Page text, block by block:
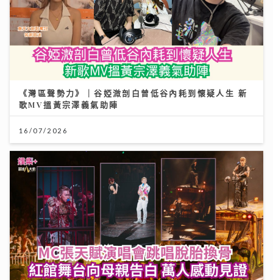
《灣區聲勢力》｜谷婭溦剖白曾低谷內耗到懷疑人生 新
歌MV搵黃宗澤義氣助陣
16/07/2026